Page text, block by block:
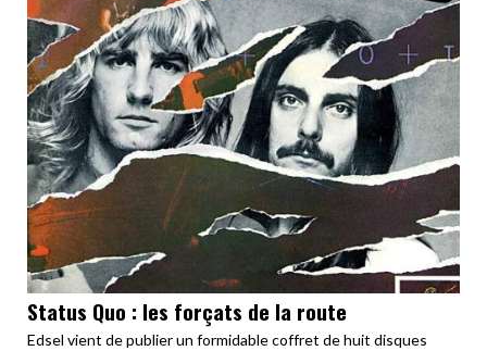
Status Quo : les forçats de la route
Edsel vient de publier un formidable coffret de huit disques